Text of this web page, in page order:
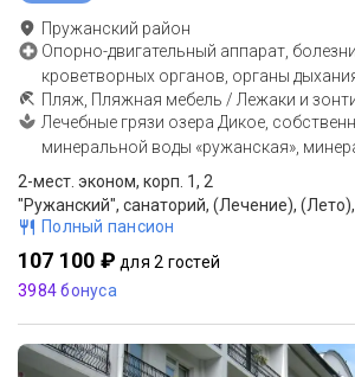
Пружанский район
Опорно-двигательный аппарат,
кроветворных органов, органы
Пляж, Пляжная мебель / Лежаки и
Лечебные грязи озера Дикое,
минеральной воды «ружанская»,
2-мест. эконом, корп. 1, 2
"Ружанский", санаторий, (Лечение), (Лето),
Полный пансион
107 100 ₽ для 2 гостей
3984 бонуса